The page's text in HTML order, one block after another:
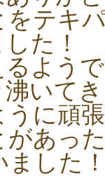
テキ
た！
よう
いて
に頑
あっ
ました